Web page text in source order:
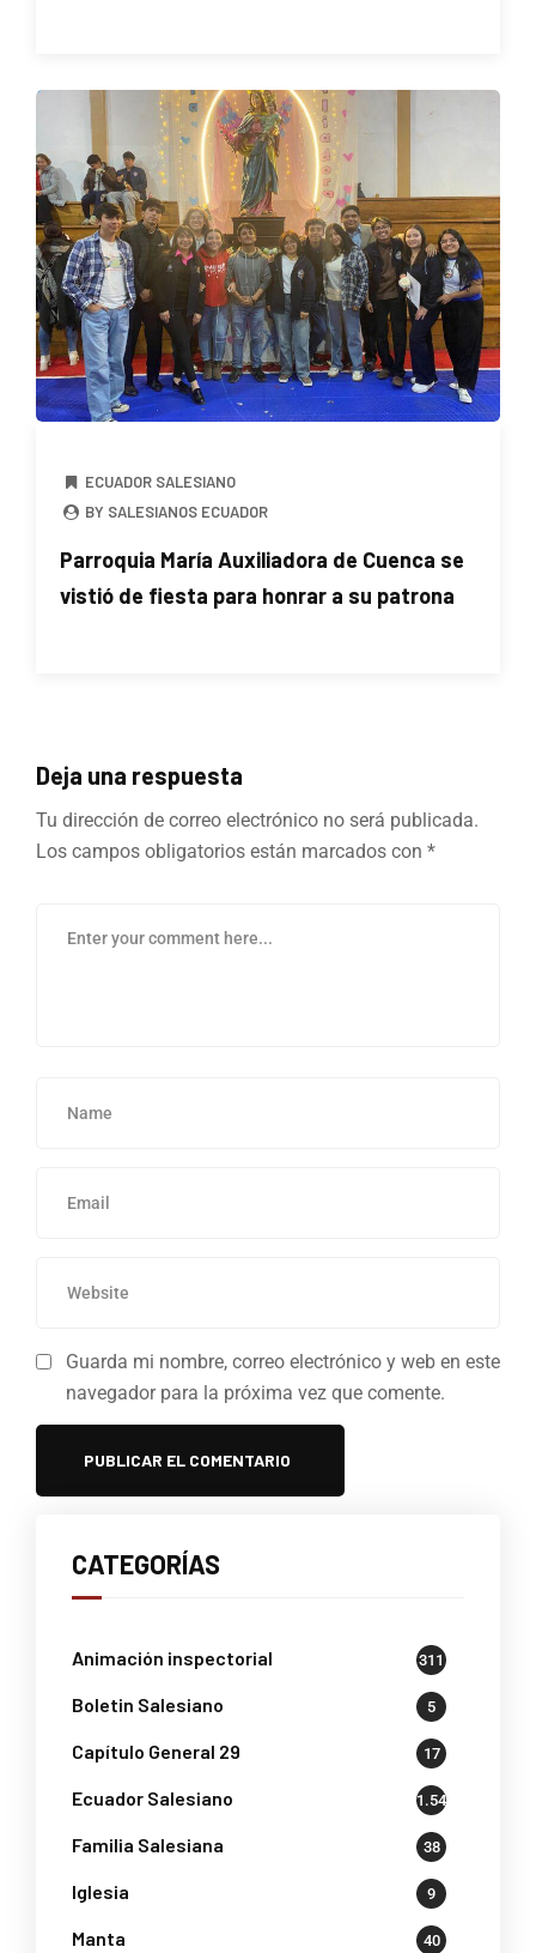
ECUADOR SALESIANO
BY SALESIANOS ECUADOR
Parroquia María Auxiliadora de Cuenca se
vistió de fiesta para honrar a su patrona
Deja una respuesta
Tu dirección de correo electrónico no será publicada.
Los campos obligatorios están marcados con *
Guarda mi nombre, correo electrónico y web en este
navegador para la próxima vez que comente.
CATEGORÍAS
Animación inspectorial 311
Boletin Salesiano 5
Capítulo General 29 17
Ecuador Salesiano 1.541
Familia Salesiana 38
Iglesia 9
Manta 40